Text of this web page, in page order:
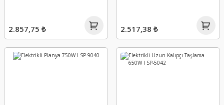
2.857,75 ₺ 2.517,38 ₺